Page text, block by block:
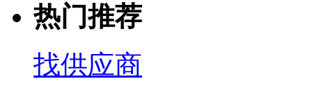
热门推荐
找供应商